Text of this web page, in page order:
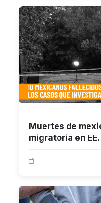
Muertes de
migratoria en EE.